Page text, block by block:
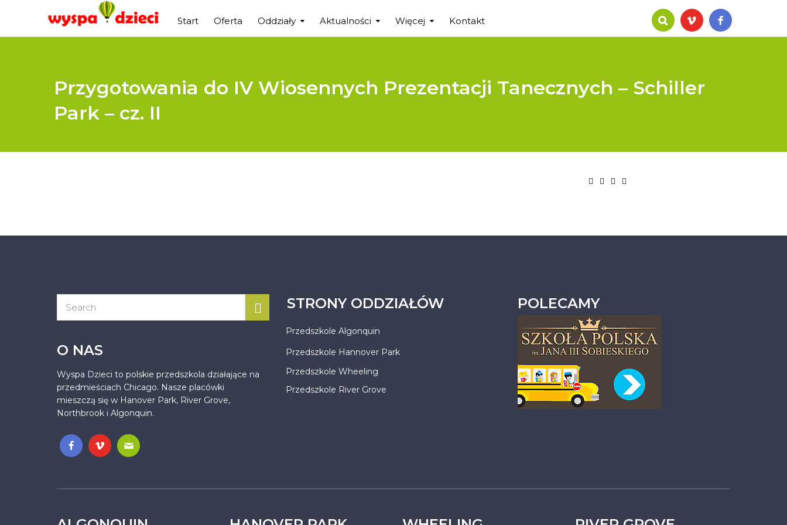
Start Oferta Oddziały Aktualności Więcej Kontakt
Przygotowania do IV Wiosennych Prezentacji Tanecznych – Schiller
Park – cz. II
O NAS
Wyspa Dzieci to polskie przedszkola działające na
przedmieściach Chicago. Nasze placówki
mieszczą się w Hanover Park, River Grove,
Northbrook i Algonquin.
.
STRONY ODDZIAŁÓW
Przedszkole Algonquin
Przedszkole Hannover Park
Przedszkole Wheeling
Przedszkole River Grove
POLECAMY